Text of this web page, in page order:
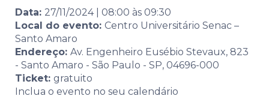
Data: 27/11/2024| 08:00 às 09:30
Local do evento: Centro Universitário Senac –
Santo Amaro
Endereço: Av. Engenheiro Eusébio Stevaux, 823
- Santo Amaro - São Paulo - SP, 04696-000
Ticket: gratuito
Inclua o evento no seu calendário